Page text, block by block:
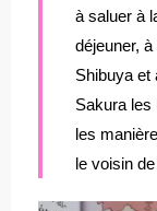
à saluer à
déjeuner,
Shibuya et
Sakura les
les
le voisin